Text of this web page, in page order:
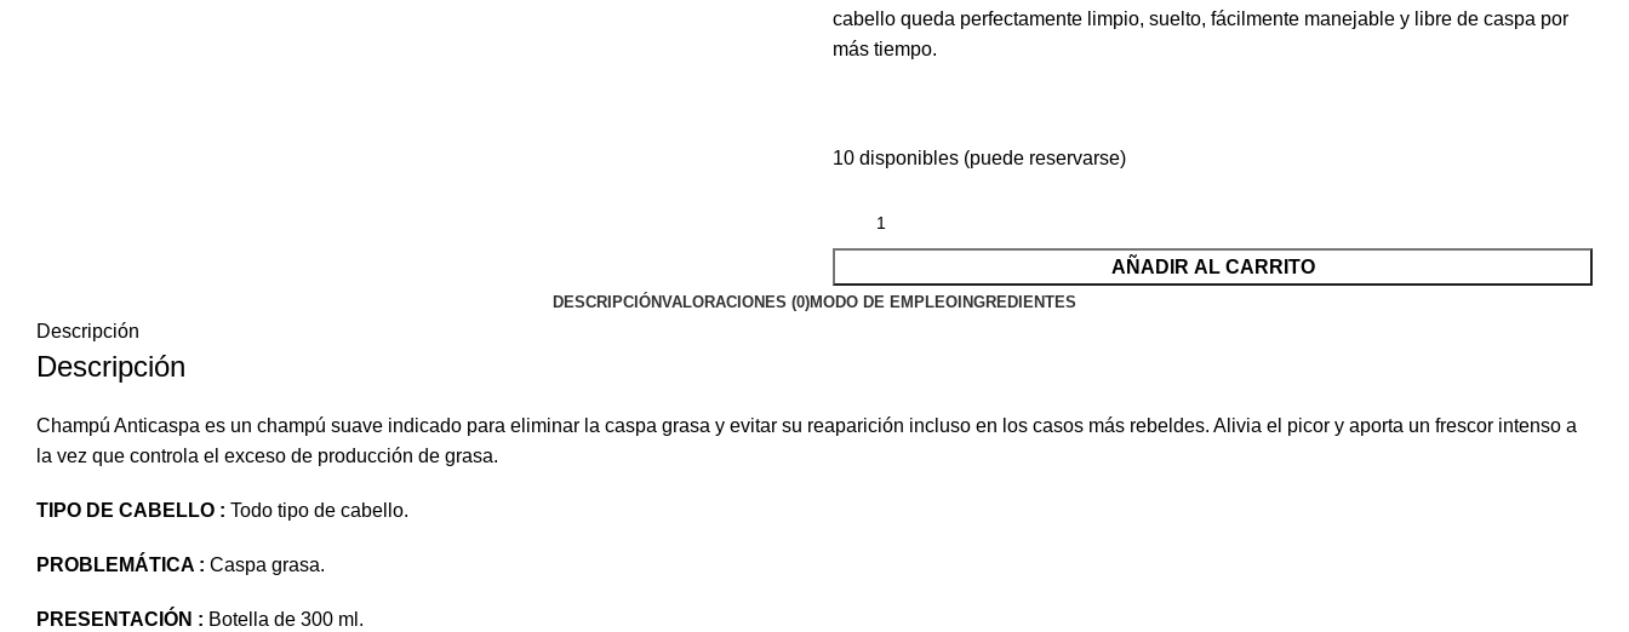
cabello queda perfectamente limpio, suelto, fácilmente manejable y libre de caspa por
más tiempo.
10 disponibles (puede reservarse)
AÑADIR AL CARRITO
DESCRIPCIÓNVALORACIONES (0)MODO DE EMPLEOINGREDIENTES
Descripción
Descripción
Champú Anticaspa es un champú suave indicado para eliminar la caspa grasa y evitar su reaparición incluso en los casos más rebeldes. Alivia el picor y aporta un frescor intenso a
la vez que controla el exceso de producción de grasa.
TIPO DE CABELLO : Todo tipo de cabello.
PROBLEMÁTICA : Caspa grasa.
PRESENTACIÓN : Botella de 300 ml.